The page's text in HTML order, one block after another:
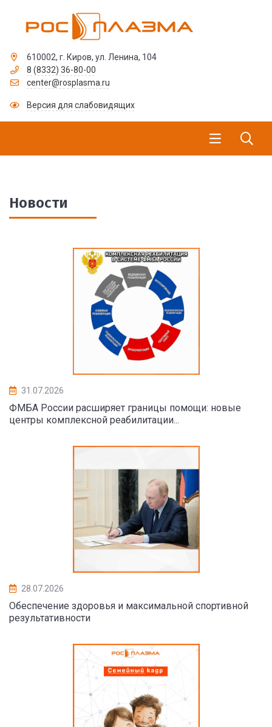
610002, г. Киров, ул. Ленина, 104
8 (8332) 36-80-00
center@rosplasma.ru
Версия для слабовидящих
Новости
31.07.2026
ФМБА России расширяет границы помощи: новые
центры комплексной реабилитации...
28.07.2026
Обеспечение здоровья и максимальной спортивной
результативности